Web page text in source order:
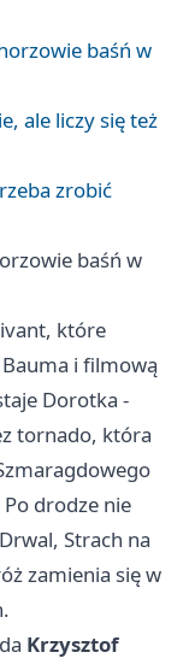
baśń w
ale liczy się też
zrobić
baśń w
które
i filmową
Dorotka -
tornado, która
drodze nie
Strach na
zamienia się w
Krzysztof